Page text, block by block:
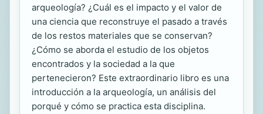
arqueología? ¿Cuál es el impacto y el valor de
una ciencia que reconstruye el pasado a través
de los restos materiales que se conservan?
¿Cómo se aborda el estudio de los objetos
encontrados y la sociedad a la que
pertenecieron? Este extraordinario libro es una
introducción a la arqueología, un análisis del
porqué y cómo se practica esta disciplina.